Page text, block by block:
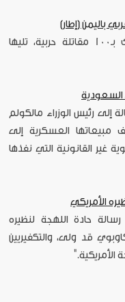
"تتزعم السعودية التحالف العربي وتشارك بـ100 مقاتلة حربية، تليها
السعودية
إلى رئيس الوزراء مالكولم
مبيعاتها العسكرية إلى
غير القانونية التي نفذها
الأمريكي
رسالة حادة اللهجة لنظيره
قد ولى، والتكفيريين
الأمريكية."